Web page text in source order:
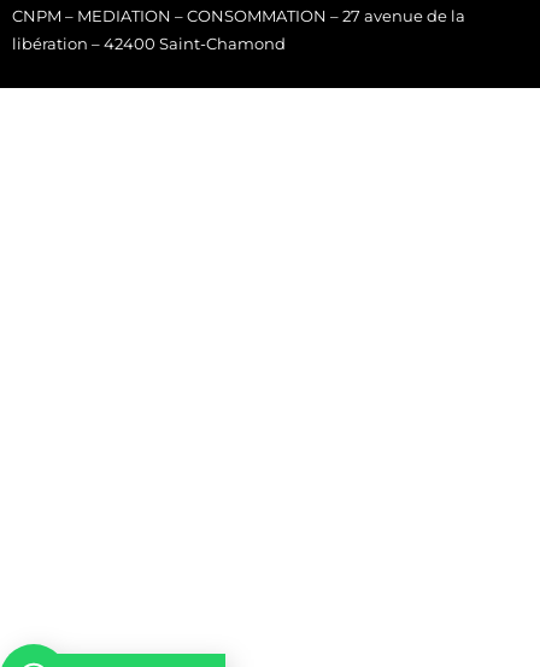
CNPM – MEDIATION – CONSOMMATION – 27 avenue de la
libération – 42400 Saint-Chamond